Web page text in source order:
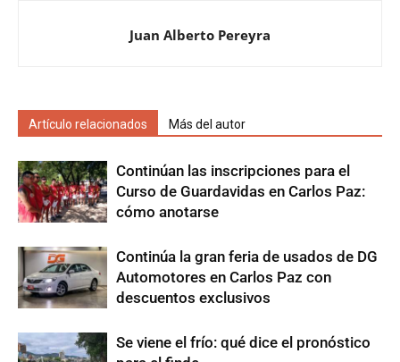
Juan Alberto Pereyra
Artículo relacionados Más del autor
Continúan las inscripciones para el
Curso de Guardavidas en Carlos Paz:
cómo anotarse
Continúa la gran feria de usados de DG
Automotores en Carlos Paz con
descuentos exclusivos
Se viene el frío: qué dice el pronóstico